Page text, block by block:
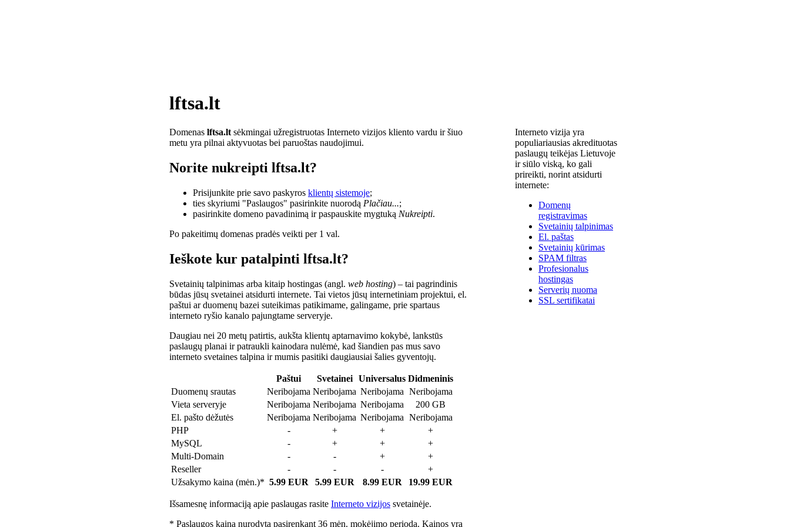
lftsa.lt
Domenas lftsa.lt sėkmingai užregistruotas Interneto vizijos kliento vardu ir šiuo
metu yra pilnai aktyvuotas bei paruoštas naudojimui.
Norite nukreipti lftsa.lt?
Prisijunkite prie savo paskyros klientų sistemoje;
ties skyriumi "Paslaugos" pasirinkite nuorodą Plačiau...;
pasirinkite domeno pavadinimą ir paspauskite mygtuką Nukreipti.
Po pakeitimų domenas pradės veikti per 1 val.
Ieškote kur patalpinti lftsa.lt?
Svetainių talpinimas arba kitaip hostingas (angl. web hosting) – tai pagrindinis
būdas jūsų svetainei atsidurti internete. Tai vietos jūsų internetiniam projektui, el.
paštui ar duomenų bazei suteikimas patikimame, galingame, prie spartaus
interneto ryšio kanalo pajungtame serveryje.
Daugiau nei 20 metų patirtis, aukšta klientų aptarnavimo kokybė, lankstūs
paslaugų planai ir patraukli kainodara nulėmė, kad šiandien pas mus savo
interneto svetaines talpina ir mumis pasitiki daugiausiai šalies gyventojų.
Paštui Svetainei Universalus Didmeninis
Duomenų srautas
Neribojama Neribojama Neribojama Neribojama
Vieta serveryje
Neribojama Neribojama Neribojama
200 GB
El. pašto dėžutės
Neribojama Neribojama Neribojama Neribojama
PHP
- + +
+
MySQL
- + +
+
Multi-Domain
- - +
+
Reseller
- - -
+
Užsakymo kaina (mėn.)* 5.99 EUR 5.99 EUR 8.99 EUR 19.99 EUR
Išsamesnę informaciją apie paslaugas rasite Interneto vizijos svetainėje.
* Paslaugos kaina nurodyta pasirenkant 36 mėn. mokėjimo periodą. Kainos yra
Interneto vizija yra
populiariausias akredituotas
paslaugų teikėjas Lietuvoje
ir siūlo viską, ko gali
prireikti, norint atsidurti
internete:
Domenų
registravimas
Svetainių talpinimas
El. paštas
Svetainių kūrimas
SPAM filtras
Profesionalus
hostingas
Serverių nuoma
SSL sertifikatai